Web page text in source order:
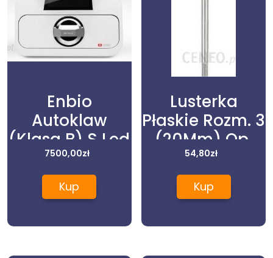
Enbio
Autoklaw
(Klasa B) S Led
Light y
7500,00zł
Kup
Lusterka
Płaskie Rozm. 3
(20Mm) Op.
12szt.
54,80zł
Kup